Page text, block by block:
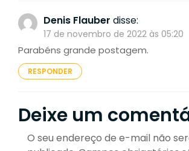
Denis Flauber disse:
17 de novembro de 2022 às 05:20
Parabéns grande postagem.
RESPONDER
Deixe um
O seu endereço de e-mail não